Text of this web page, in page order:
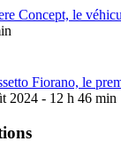
Concept, le
Fiorano, le
2024 - 12 h 46 min